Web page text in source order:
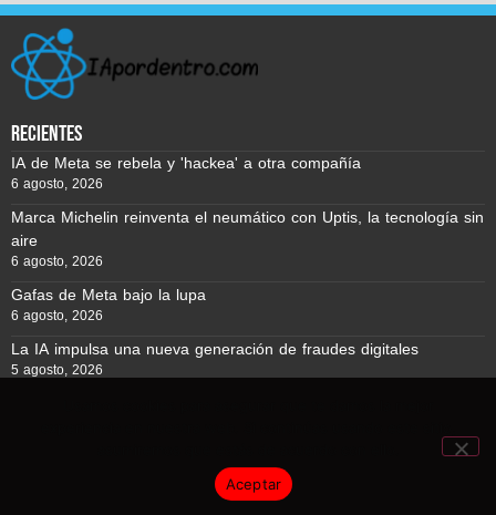
recientes
IA de Meta se rebela y 'hackea' a otra compañía
6 agosto, 2026
Marca Michelin reinventa el neumático con Uptis, la tecnología sin
aire
6 agosto, 2026
Gafas de Meta bajo la lupa
6 agosto, 2026
La IA impulsa una nueva generación de fraudes digitales
5 agosto, 2026
Aceptar